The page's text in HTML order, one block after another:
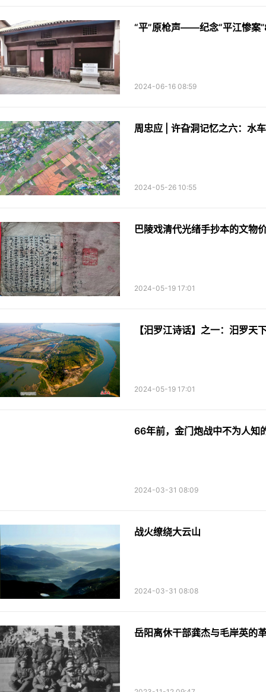
“平”原枪声——纪念“平江惨案
2024-06-16 08:59
周忠应 | 许旮洞记忆之六：水车
2024-05-26 10:55
巴陵戏清代光绪手抄本的文物
2024-05-19 17:01
【汨罗江诗话】之一：汨罗天
2024-05-19 17:01
66年前，金门炮战中不为人知
2024-03-31 08:09
战火缭绕大云山
2024-03-31 08:08
岳阳离休干部龚杰与毛岸英的